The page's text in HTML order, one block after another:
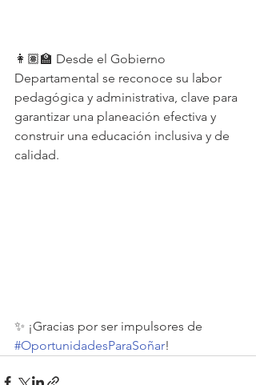
👩🏽‍🏫 Desde el Gobierno
Departamental se reconoce su labor
pedagógica y administrativa, clave para
garantizar una planeación efectiva y
construir una educación inclusiva y de
calidad.
✨ ¡Gracias por ser impulsores de
#OportunidadesParaSoñar!